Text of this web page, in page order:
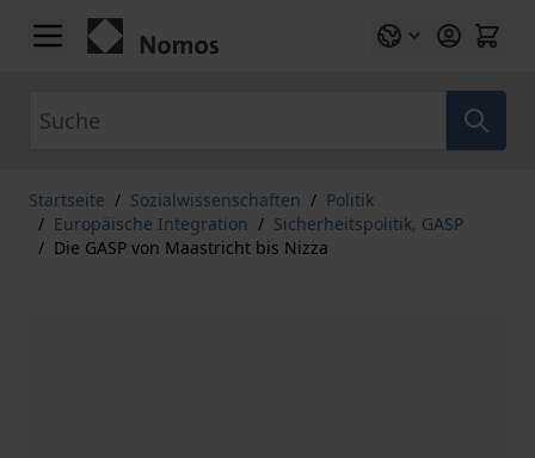
Zum Inhalt springen
Startseite / Sozialwissenschaften / Politik
/ Europäische Integration / Sicherheitspolitik, GASP
/ Die GASP von Maastricht bis Nizza